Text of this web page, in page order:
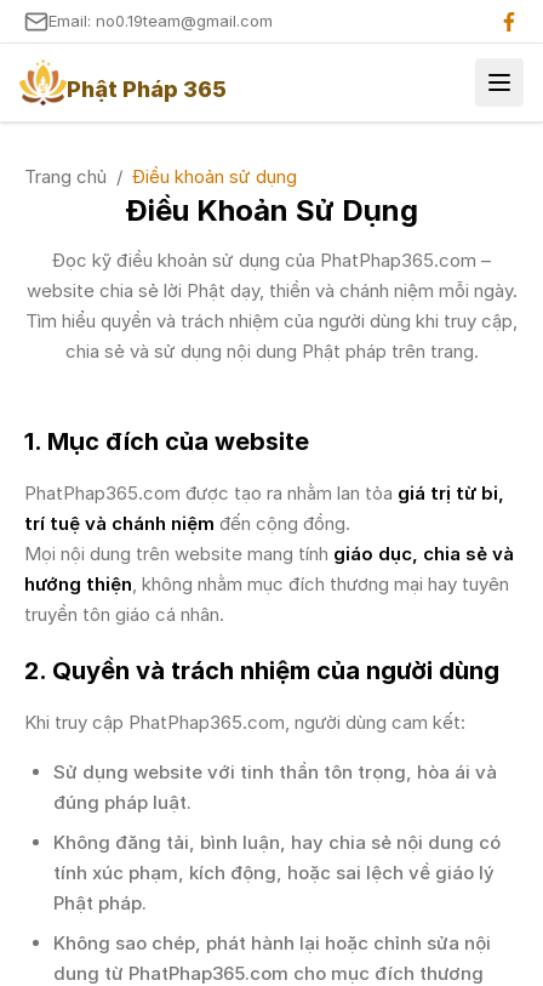
Email: no0.19team@gmail.com
Phật Pháp 365
Trang chủ / Điều khoản sử dụng
Điều khoản sử dụng Phật Pháp 365
Điều Khoản Sử Dụng
Đọc kỹ điều khoản sử dụng của PhatPhap365.com –
website chia sẻ lời Phật dạy, thiền và chánh niệm mỗi ngày.
Tìm hiểu quyền và trách nhiệm của người dùng khi truy cập,
chia sẻ và sử dụng nội dung Phật pháp trên trang.
1. Mục đích của website
PhatPhap365.com được tạo ra nhằm lan tỏa giá trị từ bi,
trí tuệ và chánh niệm đến cộng đồng.
Mọi nội dung trên website mang tính giáo dục, chia sẻ và
hướng thiện, không nhằm mục đích thương mại hay tuyên
truyền tôn giáo cá nhân.
2. Quyền và trách nhiệm của người dùng
Khi truy cập PhatPhap365.com, người dùng cam kết:
Sử dụng website với tinh thần tôn trọng, hòa ái và
đúng pháp luật.
Không đăng tải, bình luận, hay chia sẻ nội dung có
tính xúc phạm, kích động, hoặc sai lệch về giáo lý
Phật pháp.
Không sao chép, phát hành lại hoặc chỉnh sửa nội
dung từ PhatPhap365.com cho mục đích thương